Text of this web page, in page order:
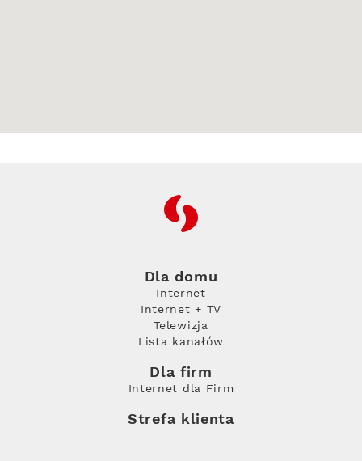
RFC
Dla domu
Internet
Internet + TV
Telewizja
Lista kanałów
Dla firm
Internet dla Firm
Strefa klienta